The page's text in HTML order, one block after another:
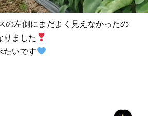
の左側にまだよく見えなかったの
りました
たいです